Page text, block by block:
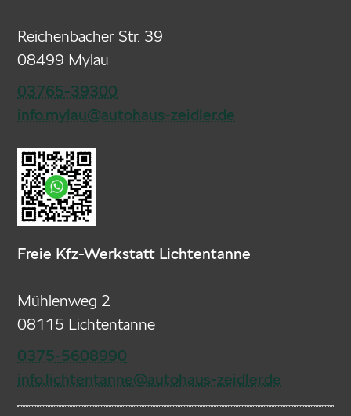
Reichenbacher Str. 39
08499 Mylau
03765-39300
info.mylau@autohaus-zeidler.de
Freie Kfz-Werkstatt Lichtentanne
Mühlenweg 2
08115 Lichtentanne
0375-5608990
info.lichtentanne@autohaus-zeidler.de